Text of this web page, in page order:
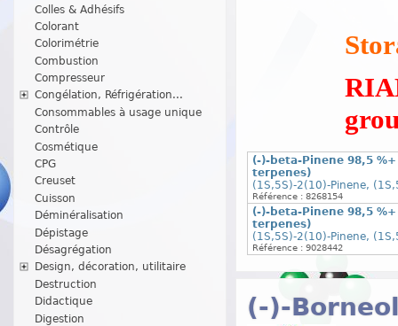
Colles & Adhésifs
Colorant
Colorimétrie
Combustion
Compresseur
Congélation, Réfrigération...
Consommables à usage unique
Contrôle
Cosmétique
CPG
Creuset
Cuisson
Déminéralisation
Dépistage
Désagrégation
Design, décoration, utilitaire
Destruction
Didactique
Digestion
(-)-beta-Pinene 98,5
terpenes)
(1S,5S)-2(10)-Pinene,
Référence : 8268154
(-)-beta-Pinene 98,5
terpenes)
(1S,5S)-2(10)-Pinene,
Référence : 9028442
(-)-